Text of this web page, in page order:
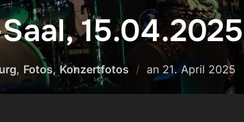
15.04.2025
, Fotos,Konzertfotos an Veröffentlicht
21. April 2025